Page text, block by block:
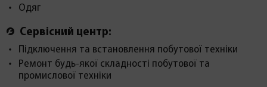
Одяг
Сервісний центр:
Підключення та встановлення побутової техніки
Ремонт будь-якої складності побутової та
промислової техніки